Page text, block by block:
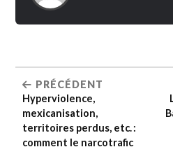
PRÉCÉDENT
Hyperviolence,
mexicanisation,
territoires perdus, etc. :
comment le narcotrafic